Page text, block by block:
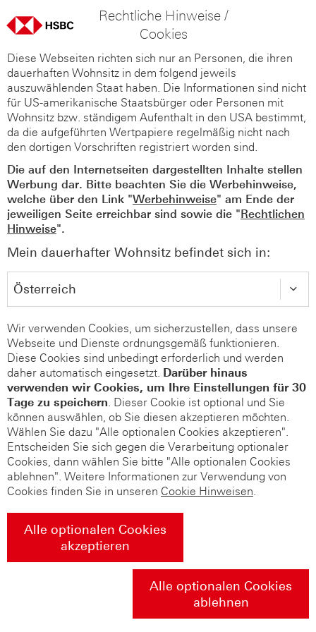
Rechtliche Hinweise /
Cookies
Diese Webseiten richten sich nur an Personen, die ihren
dauerhaften Wohnsitz in dem folgend jeweils
auszuwählenden Staat haben. Die Informationen sind nicht
für US-amerikanische Staatsbürger oder Personen mit
Wohnsitz bzw. ständigem Aufenthalt in den USA bestimmt,
da die aufgeführten Wertpapiere regelmäßig nicht nach
den dortigen Vorschriften registriert worden sind.
Die auf den Internetseiten dargestellten Inhalte stellen
Werbung dar. Bitte beachten Sie die Werbehinweise,
welche über den Link "Werbehinweise" am Ende der
jeweiligen Seite erreichbar sind sowie die "Rechtlichen
Hinweise".
Mein dauerhafter Wohnsitz befindet sich in:
Wir verwenden Cookies, um sicherzustellen, dass unsere
Webseite und Dienste ordnungsgemäß funktionieren.
Diese Cookies sind unbedingt erforderlich und werden
daher automatisch eingesetzt. Darüber hinaus
verwenden wir Cookies, um Ihre Einstellungen für 30
Tage zu speichern. Dieser Cookie ist optional und Sie
können auswählen, ob Sie diesen akzeptieren möchten.
Wählen Sie dazu "Alle optionalen Cookies akzeptieren".
Entscheiden Sie sich gegen die Verarbeitung optionaler
Cookies, dann wählen Sie bitte "Alle optionalen Cookies
ablehnen". Weitere Informationen zur Verwendung von
Cookies finden Sie in unseren Cookie Hinweisen.
Alle optionalen Cookies
akzeptieren
Alle optionalen Cookies
ablehnen